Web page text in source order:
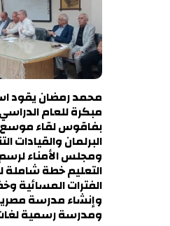
محمد رمضان يقود
مبكرة للعام
بفاقوس لقاء
البرلمان والقيادات
ومجلس الأمناء
التعليم خطة شاملة
الفترات المسائية
وإنشاء مدرسة
ومدرسة رسمية